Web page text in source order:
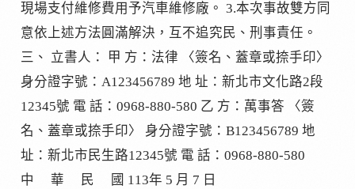
現場支付維修費用予汽車維修廠。 3.本次事故雙方同
意依上述方法圓滿解決，互不追究民、刑事責任。
三、 立書人： 甲 方：法律 〈簽名、蓋章或捺手印〉
身分證字號：A123456789 地 址：新北市文化路2段
12345號 電 話：0968-880-580 乙 方：萬事答 〈簽
名、蓋章或捺手印〉 身分證字號：B123456789 地
址：新北市民生路12345號 電 話：0968-880-580
中 華 民 國 113年 5 月 7 日